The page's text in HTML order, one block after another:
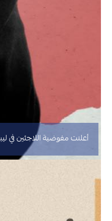
أعلنت مفوضية اللاجئين في